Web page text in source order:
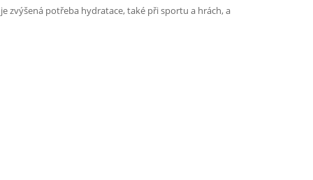
zvýšená potřeba hydratace, také při sportu a hrách, a